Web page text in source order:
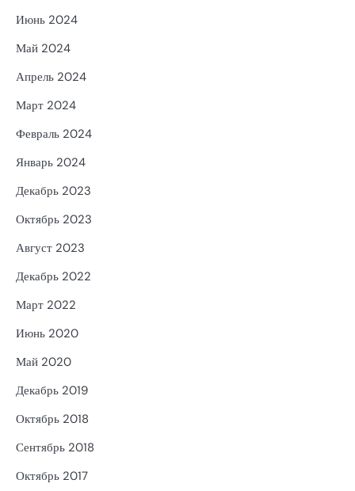
Июнь 2024
Май 2024
Апрель 2024
Март 2024
Февраль 2024
Январь 2024
Декабрь 2023
Октябрь 2023
Август 2023
Декабрь 2022
Март 2022
Июнь 2020
Май 2020
Декабрь 2019
Октябрь 2018
Сентябрь 2018
Октябрь 2017